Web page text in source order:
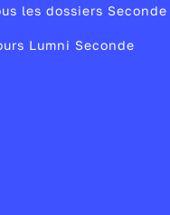
les dossiers Seconde
Lumni Seconde